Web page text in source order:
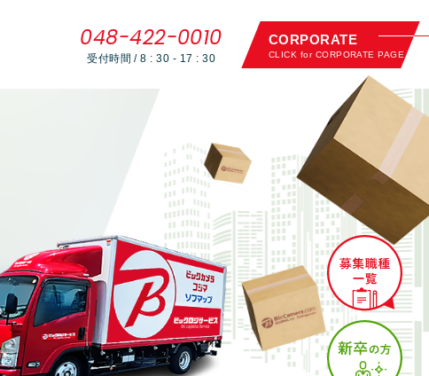
048-422-0010
受付時間 / 8 : 30 - 17 : 30
CORPORATE
CLICK for CORPORATE PAGE